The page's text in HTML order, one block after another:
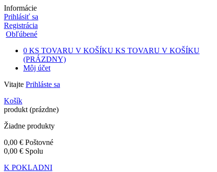
Informácie
Prihlásiť sa
Registrácia
Obľúbené
0 KS TOVARU V KOŠÍKU KS TOVARU V KOŠÍKU
(PRÁZDNY)
Môj účet
Vitajte Prihláste sa
Košík
produkt (prázdne)
Žiadne produkty
0,00 € Poštovné
0,00 € Spolu
K POKLADNI